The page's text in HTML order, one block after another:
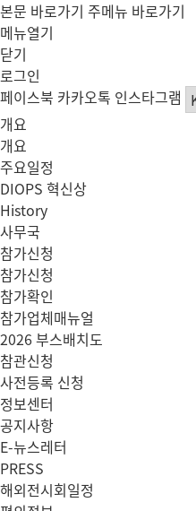
본문 바로가기 주메뉴 바로가기
메뉴열기
닫기
로그인
페이스북 카카오톡 인스타그램
개요
개요
주요일정
DIOPS 혁신상
History
사무국
참가신청
참가신청
참가확인
참가업체매뉴얼
2026 부스배치도
참관신청
사전등록 신청
정보센터
공지사항
E-뉴스레터
PRESS
해외전시회일정